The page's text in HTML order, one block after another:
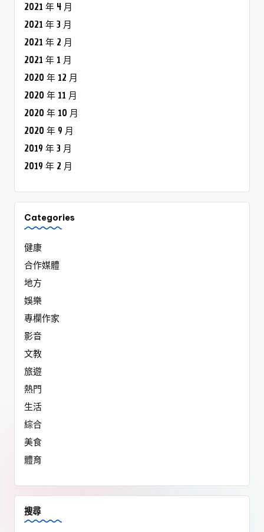
2021 年 4 月
2021 年 3 月
2021 年 2 月
2021 年 1 月
2020 年 12 月
2020 年 11 月
2020 年 10 月
2020 年 9 月
2019 年 3 月
2019 年 2 月
Categories
健康
合作媒體
地方
娛樂
專欄作家
影音
文教
旅遊
熱門
生活
綜合
美食
體育
搜尋